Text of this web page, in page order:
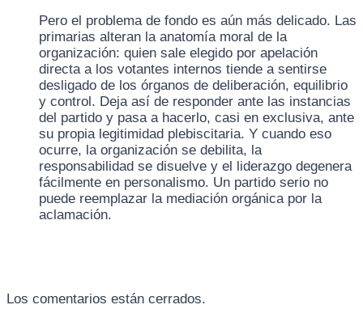
Pero el problema de fondo es aún más delicado. Las
primarias alteran la anatomía moral de la
organización: quien sale elegido por apelación
directa a los votantes internos tiende a sentirse
desligado de los órganos de deliberación, equilibrio
y control. Deja así de responder ante las instancias
del partido y pasa a hacerlo, casi en exclusiva, ante
su propia legitimidad plebiscitaria. Y cuando eso
ocurre, la organización se debilita, la
responsabilidad se disuelve y el liderazgo degenera
fácilmente en personalismo. Un partido serio no
puede reemplazar la mediación orgánica por la
aclamación.
Los comentarios están cerrados.